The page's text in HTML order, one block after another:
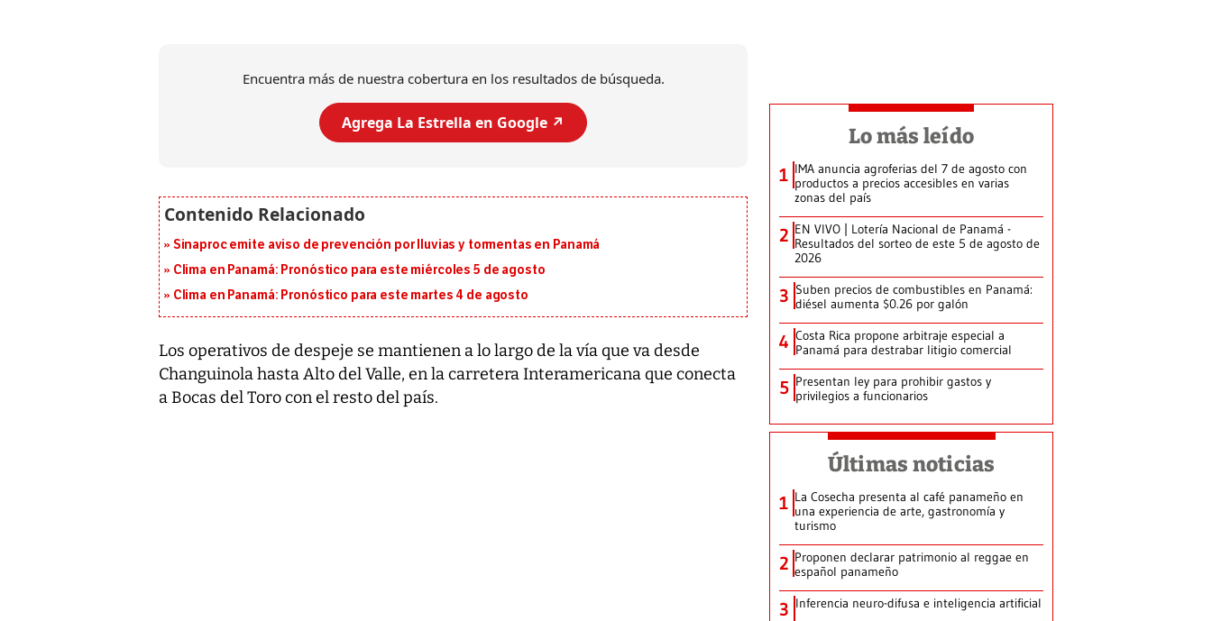
Encuentra más de nuestra cobertura en los resultados de búsqueda.
Agrega La Estrella en Google ↗️
Sinaproc emite aviso de prevención por lluvias y tormentas en Panamá
Clima en Panamá: Pronóstico para este miércoles 5 de agosto
Clima en Panamá: Pronóstico para este martes 4 de agosto
Los operativos de despeje se mantienen a lo largo de la vía que va desde
Changuinola hasta Alto del Valle, en la carretera Interamericana que conecta
a Bocas del Toro con el resto del país.
Lo más leído
1 IMA anuncia agroferias del 7 de agosto con
productos a precios accesibles en varias
zonas del país
2 EN VIVO | Lotería Nacional de Panamá -
Resultados del sorteo de este 5 de agosto de
2026
3 Suben precios de combustibles en Panamá:
diésel aumenta $0.26 por galón
4 Costa Rica propone arbitraje especial a
Panamá para destrabar litigio comercial
5 Presentan ley para prohibir gastos y
privilegios a funcionarios
Últimas noticias
1 La Cosecha presenta al café panameño en
una experiencia de arte, gastronomía y
turismo
2 Proponen declarar patrimonio al reggae en
español panameño
3 Inferencia neuro-difusa e inteligencia artificial